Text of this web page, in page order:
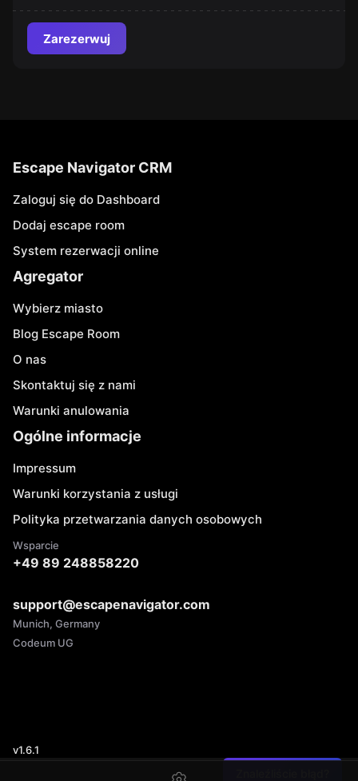
Zarezerwuj
Escape Navigator CRM
Zaloguj się do Dashboard
Dodaj escape room
System rezerwacji online
Agregator
Wybierz miasto
Blog Escape Room
O nas
Skontaktuj się z nami
Warunki anulowania
Ogólne informacje
Impressum
Warunki korzystania z usługi
Polityka przetwarzania danych osobowych
Wsparcie
+49 89 248858220
support@escapenavigator.com
Munich, Germany
Codeum UG
v1.6.1